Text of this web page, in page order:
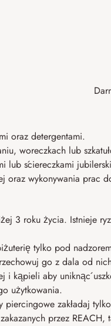
oraz detergentami.
woreczkach lub
lub ściereczkami
oraz wykonywania prac
3 roku życia. Istnieje
tylko pod
go z dala od
i kąpieli aby uniknąć
użytkowania.
zakładaj
przez